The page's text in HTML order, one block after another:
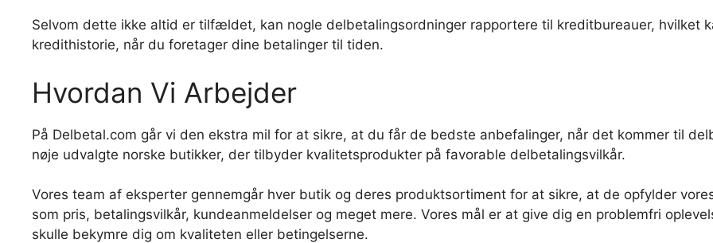
Selvom dette ikke altid er tilfældet, kan nogle delbetalingsordninger rapportere til kreditbureauer, hvilket
kredithistorie, når du foretager dine betalinger til tiden.
Hvordan Vi Arbejder
På Delbetal.com går vi den ekstra mil for at sikre, at du får de bedste anbefalinger, når det kommer til
nøje udvalgte norske butikker, der tilbyder kvalitetsprodukter på favorable delbetalingsvilkår.
Vores team af eksperter gennemgår hver butik og deres produktsortiment for at sikre, at de opfylder
som pris, betalingsvilkår, kundeanmeldelser og meget mere. Vores mål er at give dig en problemfri
skulle bekymre dig om kvaliteten eller betingelserne.